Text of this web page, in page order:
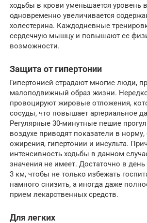
ходьбы в крови уменьшается уровень
одновременно увеличивается
холестерина. Каждодневные
сердечную мышцу и повышают ее
возможности.
Защита от гипертонии
Гипертонией страдают многие люди,
малоподвижный образ жизни.
провоцируют жировые отложения,
сосуды, что повышает артериальное
Регулярные 30-минутные пешие
воздухе приводят показатели в
ожирения, гипертонии и инсульта.
интенсивность ходьбы в данном
значения не имеет. Достаточно в
3 км, чтобы не только избежать
намного снизить, а иногда даже
прием лекарственных средств.
Для легких